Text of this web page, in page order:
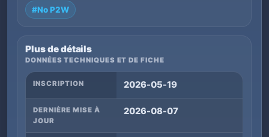
#No P2W
Plus de détails
DONNÉES TECHNIQUES ET DE FICHE
INSCRIPTION 2026-05-19
DERNIÈRE MISE À
JOUR
2026-08-07